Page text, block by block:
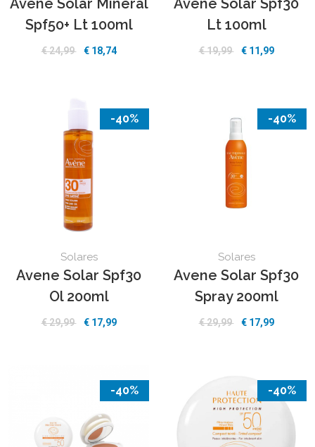
Avene Solar Mineral
Spf50+ Lt 100ml
€ 24,99 € 18,74
Avene Solar Spf30
Lt 100ml
€ 19,99 € 11,99
-40%
Solares
Avene Solar Spf30
Ol 200ml
€ 29,99 € 17,99
-40%
Solares
Avene Solar Spf30
Spray 200ml
€ 29,99 € 17,99
-40% -40%